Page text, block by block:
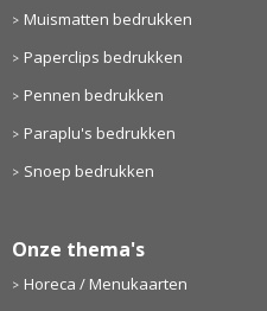
Muismatten bedrukken
Paperclips bedrukken
Pennen bedrukken
Paraplu's bedrukken
Snoep bedrukken
Onze thema's
Horeca / Menukaarten